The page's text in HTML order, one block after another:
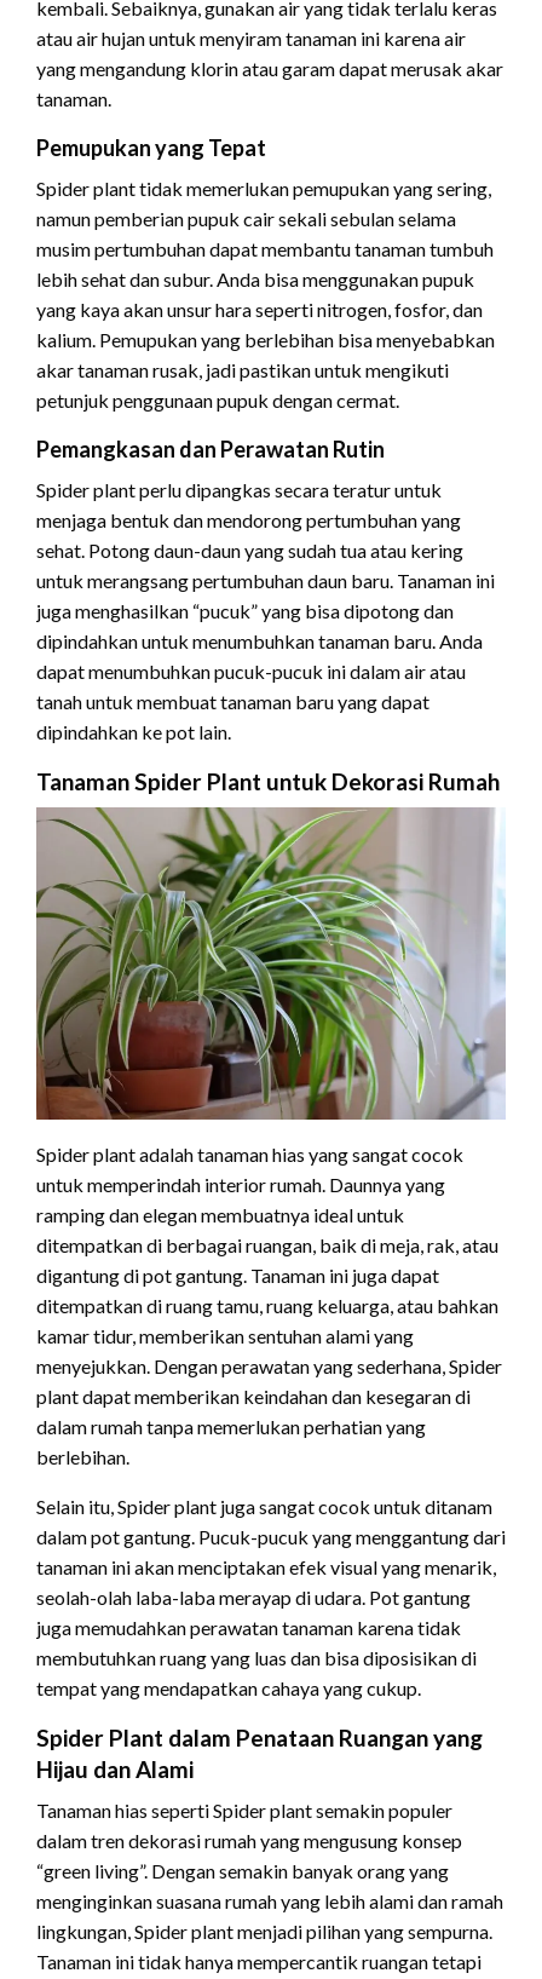
kembali. Sebaiknya, gunakan air yang tidak terlalu keras
atau air hujan untuk menyiram tanaman ini karena air
yang mengandung klorin atau garam dapat merusak akar
tanaman.
Pemupukan yang Tepat
Spider plant tidak memerlukan pemupukan yang sering,
namun pemberian pupuk cair sekali sebulan selama
musim pertumbuhan dapat membantu tanaman tumbuh
lebih sehat dan subur. Anda bisa menggunakan pupuk
yang kaya akan unsur hara seperti nitrogen, fosfor, dan
kalium. Pemupukan yang berlebihan bisa menyebabkan
akar tanaman rusak, jadi pastikan untuk mengikuti
petunjuk penggunaan pupuk dengan cermat.
Pemangkasan dan Perawatan Rutin
Spider plant perlu dipangkas secara teratur untuk
menjaga bentuk dan mendorong pertumbuhan yang
sehat. Potong daun-daun yang sudah tua atau kering
untuk merangsang pertumbuhan daun baru. Tanaman ini
juga menghasilkan “pucuk” yang bisa dipotong dan
dipindahkan untuk menumbuhkan tanaman baru. Anda
dapat menumbuhkan pucuk-pucuk ini dalam air atau
tanah untuk membuat tanaman baru yang dapat
dipindahkan ke pot lain.
Tanaman Spider Plant untuk Dekorasi Rumah
Spider plant adalah tanaman hias yang sangat cocok
untuk memperindah interior rumah. Daunnya yang
ramping dan elegan membuatnya ideal untuk
ditempatkan di berbagai ruangan, baik di meja, rak, atau
digantung di pot gantung. Tanaman ini juga dapat
ditempatkan di ruang tamu, ruang keluarga, atau bahkan
kamar tidur, memberikan sentuhan alami yang
menyejukkan. Dengan perawatan yang sederhana, Spider
plant dapat memberikan keindahan dan kesegaran di
dalam rumah tanpa memerlukan perhatian yang
berlebihan.
Selain itu, Spider plant juga sangat cocok untuk ditanam
dalam pot gantung. Pucuk-pucuk yang menggantung dari
tanaman ini akan menciptakan efek visual yang menarik,
seolah-olah laba-laba merayap di udara. Pot gantung
juga memudahkan perawatan tanaman karena tidak
membutuhkan ruang yang luas dan bisa diposisikan di
tempat yang mendapatkan cahaya yang cukup.
Spider Plant dalam Penataan Ruangan yang
Hijau dan Alami
Tanaman hias seperti Spider plant semakin populer
dalam tren dekorasi rumah yang mengusung konsep
“green living”. Dengan semakin banyak orang yang
menginginkan suasana rumah yang lebih alami dan ramah
lingkungan, Spider plant menjadi pilihan yang sempurna.
Tanaman ini tidak hanya mempercantik ruangan tetapi